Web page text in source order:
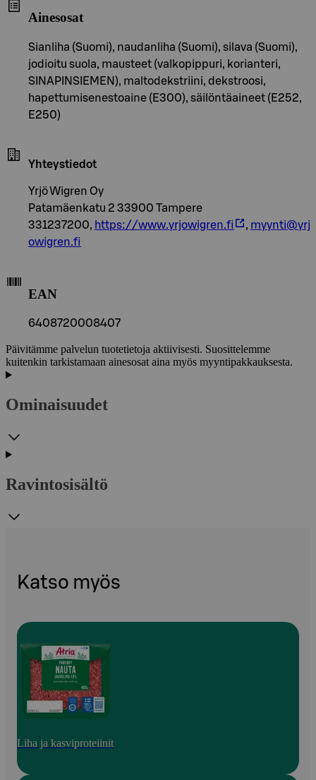
Ainesosat
Sianliha (Suomi), naudanliha (Suomi), silava (Suomi),
jodioitu suola, mausteet (valkopippuri, korianteri,
SINAPINSIEMEN), maltodekstriini, dekstroosi,
hapettumisenestoaine (E300), säilöntäaineet (E252,
E250)
Yhteystiedot
Yrjö Wigren Oy
Patamäenkatu 2 33900 Tampere
331237200, https://www.yrjowigren.fi , myynti@yrj
owigren.fi
EAN
6408720008407
Päivitämme palvelun tuotetietoja aktiivisesti. Suosittelemme
kuitenkin tarkistamaan ainesosat aina myös myyntipakkauksesta.
Ominaisuudet
Ravintosisältö
Katso myös
Liha ja kasviproteiinit